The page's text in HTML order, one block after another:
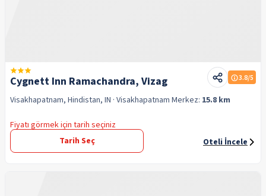
Cygnett Inn Ramachandra, Vizag 3.8/5
Visakhapatnam, Hindistan, IN · Visakhapatnam Merkez: 15.8 km
Fiyatı görmek için tarih seçiniz
Tarih Seç
Oteli İncele